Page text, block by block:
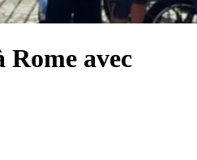
Rome avec